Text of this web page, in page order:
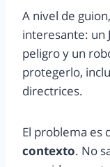
A nivel de
interesante: un
peligro y un
protegerlo,
directrices.
El problema es
contexto. No